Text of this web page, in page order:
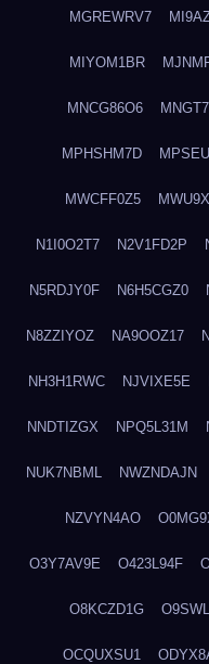
MGREWRV7
MIYOM1BR
MNCG86O6
MPHSHM7D
MWCFF0Z5
N1I0O2T7 N2V1FD2P
N5RDJY0F N6H5CGZ0
N8ZZIYOZ NA9OOZ17
NH3H1RWC NJVIXE5E
NNDTIZGX NPQ5L31M
NUK7NBML NWZNDAJN
NZVYN4AO
O3Y7AV9E O423L94F
O8KCZD1G
OCQUXSU1